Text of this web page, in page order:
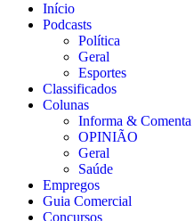
Início
Podcasts
Política
Geral
Esportes
Classificados
Colunas
Informa & Comenta
OPINIÃO
Geral
Saúde
Empregos
Guia Comercial
Concursos